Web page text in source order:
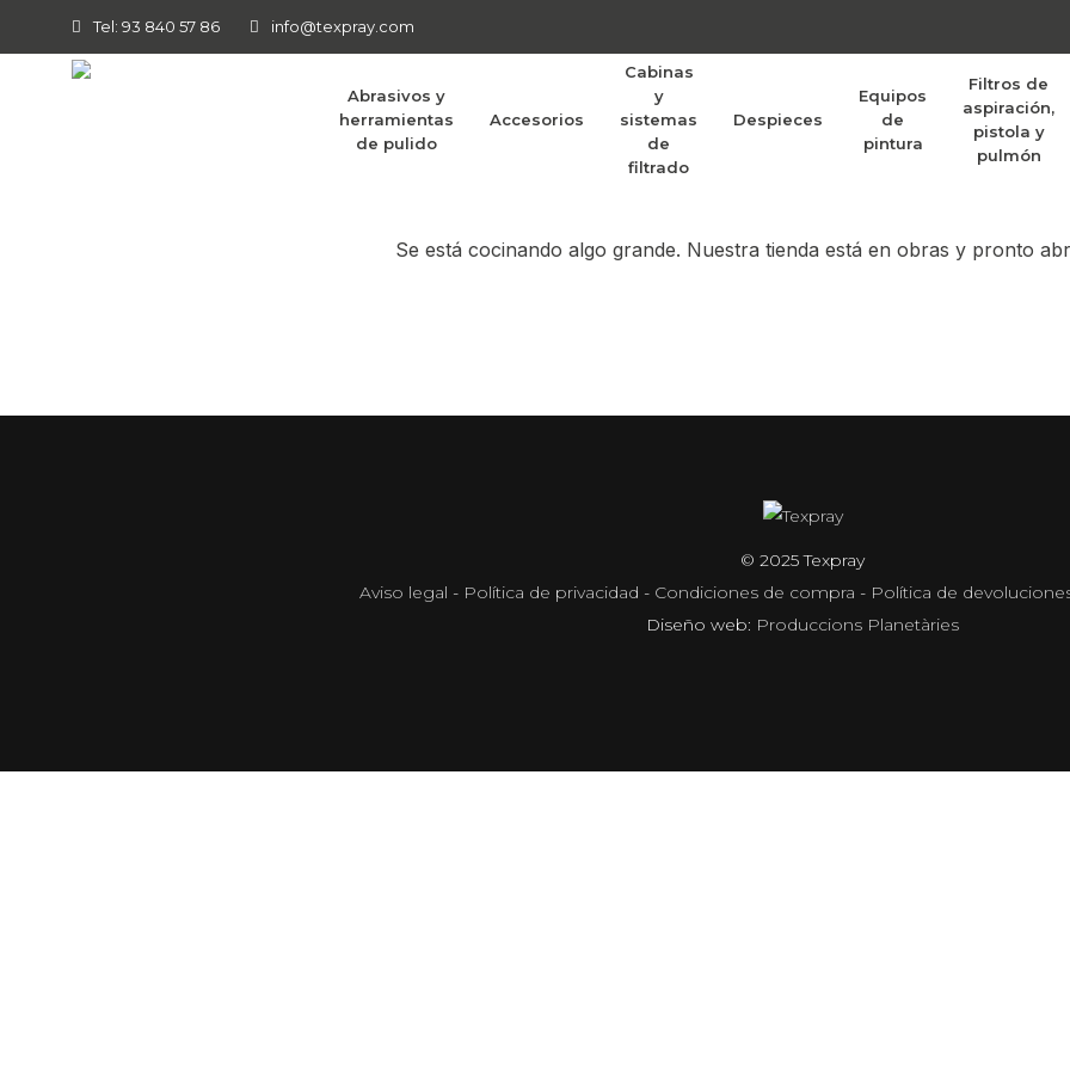
Tel: 93 840 57 86 info@texpray.com
Abrasivos y
herramientas
de pulido
Accesorios
Cabinas
y
sistemas
de
filtrado
Despieces
Equipos
de
pintura
Filtros de
aspiración,
pistola y
pulmón
Tenemos grandes proyectos
Se está cocinando algo grande. Nuestra tienda está en obras y pronto
© 2025 Texpray
Aviso legal - Política de privacidad - Condiciones de compra - Política de
Diseño web: Produccions Planetàries